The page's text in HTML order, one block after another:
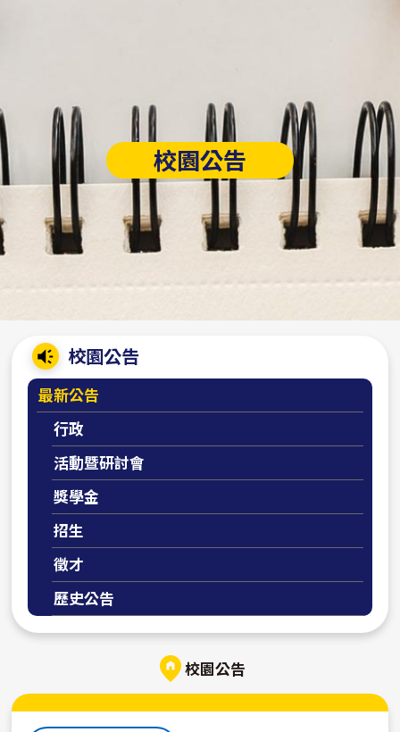
校園公告
校園公告
最新公告
行政
活動暨研討會
獎學金
招生
徵才
歷史公告
校園公告